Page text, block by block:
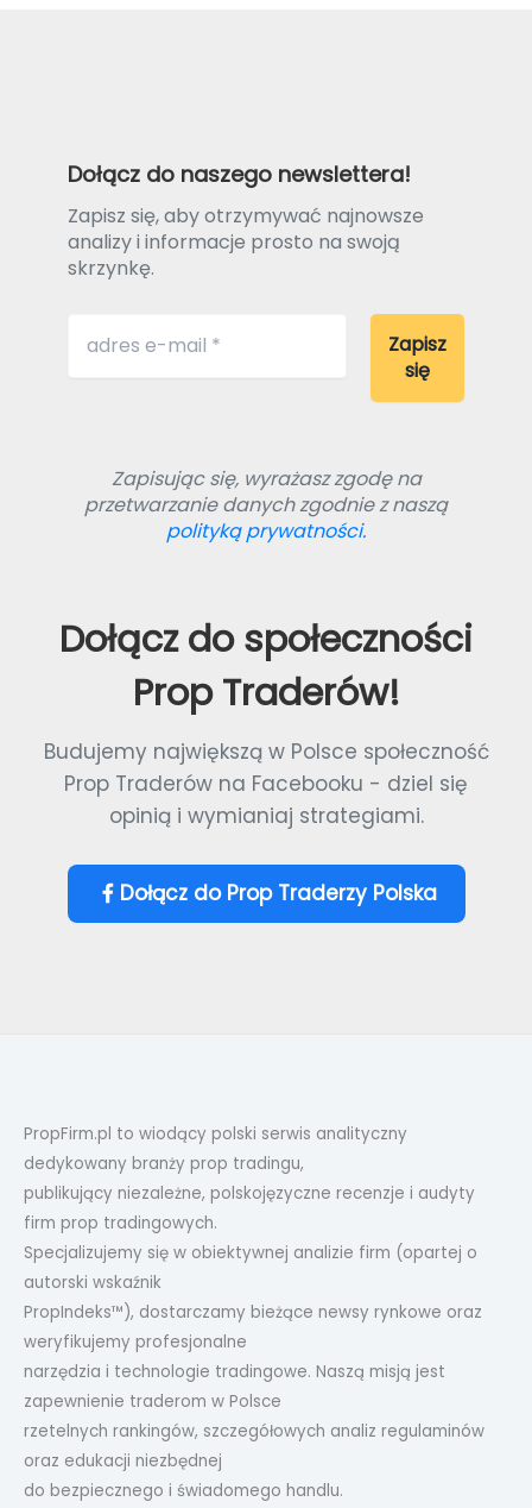
Dołącz do naszego newslettera!
Zapisz się, aby otrzymywać najnowsze
analizy i informacje prosto na swoją
skrzynkę.
Zapisując się, wyrażasz zgodę na
przetwarzanie danych zgodnie z naszą
polityką prywatności.
Dołącz do społeczności
Prop Traderów!
Budujemy największą w Polsce społeczność
Prop Traderów na Facebooku - dziel się
opinią i wymianiaj strategiami.
Dołącz do Prop Traderzy Polska
PropFirm.pl to wiodący polski serwis analityczny
dedykowany branży prop tradingu,
publikujący niezależne, polskojęzyczne recenzje i audyty
firm prop tradingowych.
Specjalizujemy się w obiektywnej analizie firm (opartej o
autorski wskaźnik
PropIndeks™), dostarczamy bieżące newsy rynkowe oraz
weryfikujemy profesjonalne
narzędzia i technologie tradingowe. Naszą misją jest
zapewnienie traderom w Polsce
rzetelnych rankingów, szczegółowych analiz regulaminów
oraz edukacji niezbędnej
do bezpiecznego i świadomego handlu.